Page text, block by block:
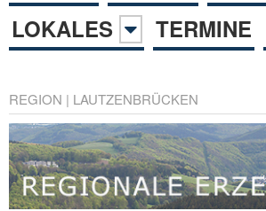
LOKALES
TERMINE
REGION | LAUTZENBRÜCKEN